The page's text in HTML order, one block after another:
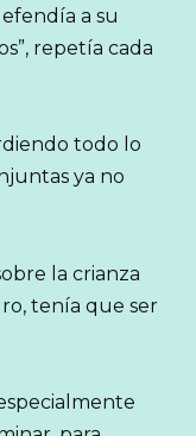
a su
repetía cada
todo lo
ya no
la crianza
tenía que ser